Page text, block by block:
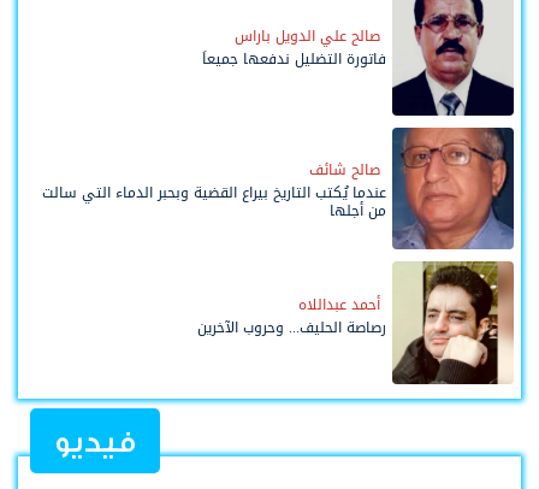
صالح علي الدويل باراس
فاتورة التضليل ندفعها جميعاً
صالح شائف
عندما يُكتب التاريخ بيراع القضية وبحبر الدماء التي سالت
من أجلها
أحمد عبداللاه
رصاصة الحليف... وحروب الآخرين
فيديو